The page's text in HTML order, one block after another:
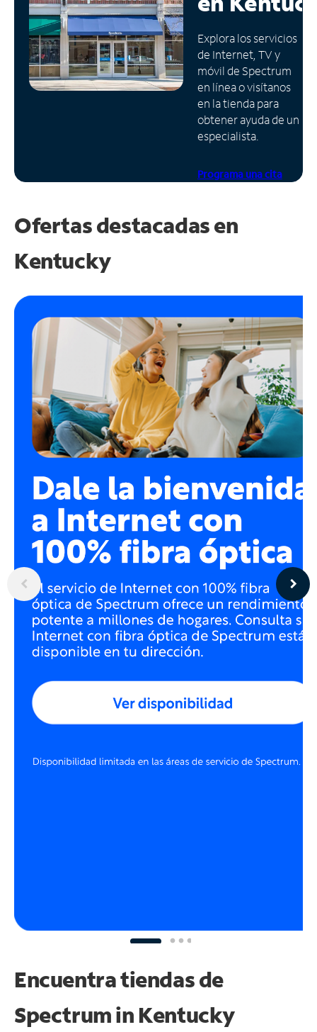
Administrar
cuenta
Encuentra
una
tienda
Explora los servicios
de Internet, TV y
móvil de Spectrum
en línea o visítanos
en la tienda para
obtener ayuda de un
especialista.
Programa una cita
Ofertas destacadas en
Kentucky
Encuentra tiendas de
Spectrumin Kentucky